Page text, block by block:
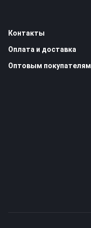
Контакты
Оплата и доставка
Оптовым покупателям